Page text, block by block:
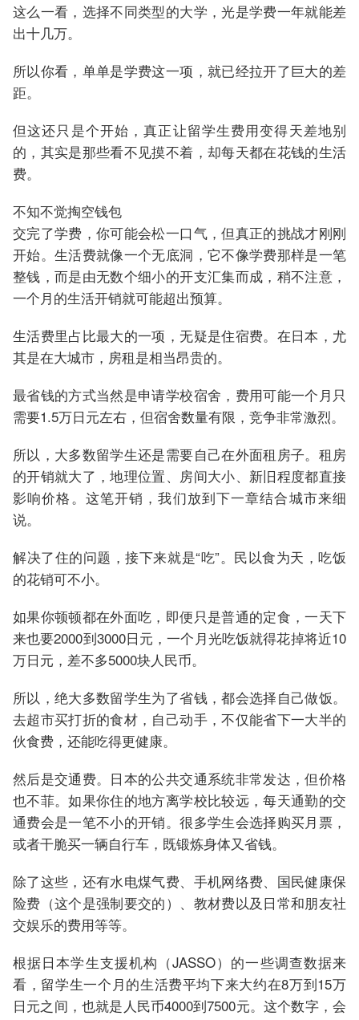
这么一看，选择不同类型的大学，光是学费一年就能差
出十几万。
所以你看，单单是学费这一项，就已经拉开了巨大的差
距。
但这还只是个开始，真正让留学生费用变得天差地别
的，其实是那些看不见摸不着，却每天都在花钱的生活
费。
不知不觉掏空钱包
交完了学费，你可能会松一口气，但真正的挑战才刚刚
开始。生活费就像一个无底洞，它不像学费那样是一笔
整钱，而是由无数个细小的开支汇集而成，稍不注意，
一个月的生活开销就可能超出预算。
生活费里占比最大的一项，无疑是住宿费。在日本，尤
其是在大城市，房租是相当昂贵的。
最省钱的方式当然是申请学校宿舍，费用可能一个月只
需要1.5万日元左右，但宿舍数量有限，竞争非常激烈。
所以，大多数留学生还是需要自己在外面租房子。租房
的开销就大了，地理位置、房间大小、新旧程度都直接
影响价格。这笔开销，我们放到下一章结合城市来细
说。
解决了住的问题，接下来就是“吃”。民以食为天，吃饭
的花销可不小。
如果你顿顿都在外面吃，即便只是普通的定食，一天下
来也要2000到3000日元，一个月光吃饭就得花掉将近10
万日元，差不多5000块人民币。
所以，绝大多数留学生为了省钱，都会选择自己做饭。
去超市买打折的食材，自己动手，不仅能省下一大半的
伙食费，还能吃得更健康。
然后是交通费。日本的公共交通系统非常发达，但价格
也不菲。如果你住的地方离学校比较远，每天通勤的交
通费会是一笔不小的开销。很多学生会选择购买月票，
或者干脆买一辆自行车，既锻炼身体又省钱。
除了这些，还有水电煤气费、手机网络费、国民健康保
险费（这个是强制要交的）、教材费以及日常和朋友社
交娱乐的费用等等。
根据日本学生支援机构（JASSO）的一些调查数据来
看，留学生一个月的生活费平均下来大约在8万到15万
日元之间，也就是人民币4000到7500元。这个数字，会